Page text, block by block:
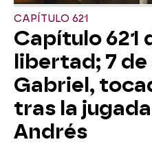
CAPÍTULO 621
Capítulo 621
libertad; 7
Gabriel,
tras la
Andrés